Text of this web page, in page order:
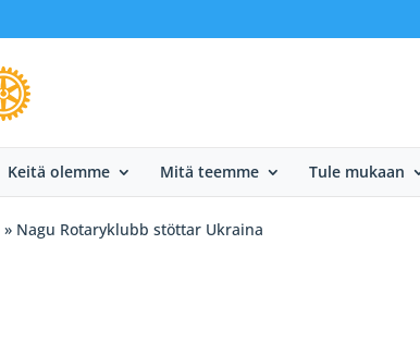
Keitä olemme Mitä teemme Tule mukaan
» Nagu Rotaryklubb stöttar Ukraina